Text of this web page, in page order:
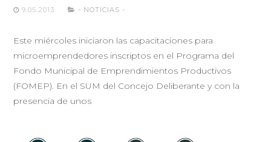
9.05.2013 - NOTICIAS -
Este miércoles iniciaron las capacitaciones para
microemprendedores inscriptos en el Programa del
Fondo Municipal de Emprendimientos Productivos
(FOMEP). En el SUM del Concejo Deliberante y con la
presencia de unos